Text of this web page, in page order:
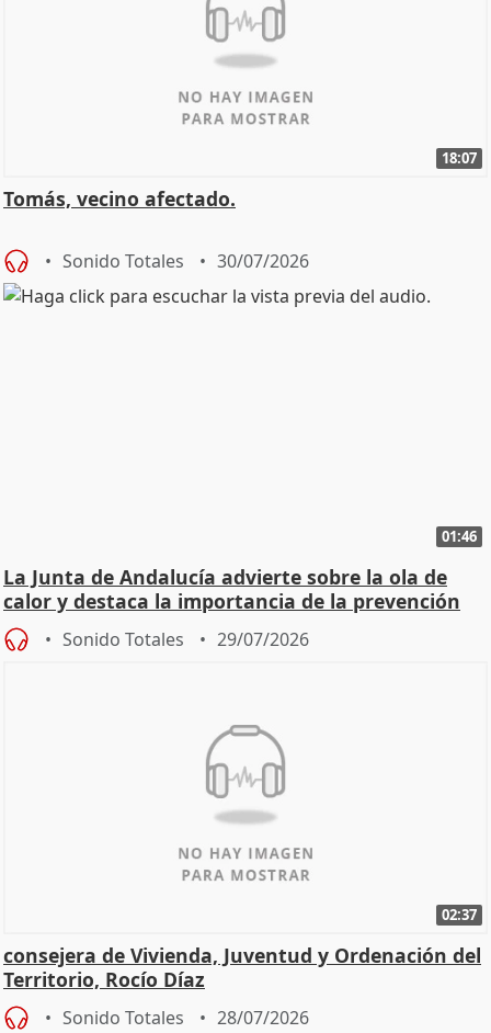
18:07
Tomás, vecino afectado.
Sonido Totales 30/07/2026
01:46
La Junta de Andalucía advierte sobre la ola de
calor y destaca la importancia de la prevención
Sonido Totales 29/07/2026
02:37
consejera de Vivienda, Juventud y Ordenación del
Territorio, Rocío Díaz
Sonido Totales 28/07/2026